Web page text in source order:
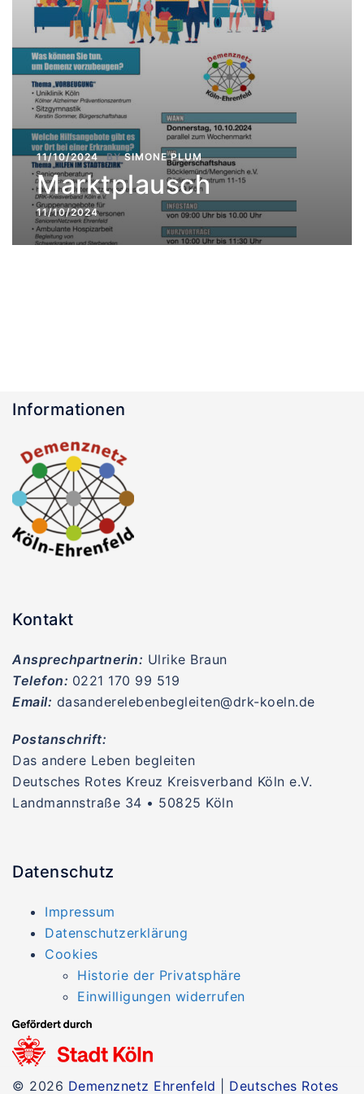
11/10/2024 BYSIMONE PLUM
Marktplausch
11/10/2024
Informationen
Kontakt
Ansprechpartnerin: Ulrike Braun
Telefon: 0221 170 99 519
Email: dasanderelebenbegleiten@drk-koeln.de
Postanschrift:
Das andere Leben begleiten
Deutsches Rotes Kreuz Kreisverband Köln e.V.
Landmannstraße 34 • 50825 Köln
Datenschutz
Impressum
Datenschutzerklärung
Cookies
Historie der Privatsphäre
Einwilligungen widerrufen
© 2026 Demenznetz Ehrenfeld Deutsches Rotes